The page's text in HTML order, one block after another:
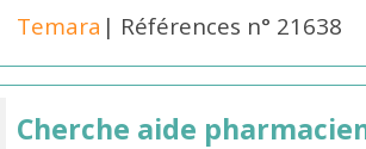
Temara | Références n° 21638
Cherche aide